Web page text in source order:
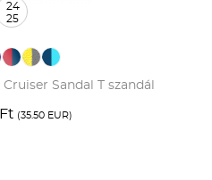
Sandal T szandál
(35.50 EUR)
24
25